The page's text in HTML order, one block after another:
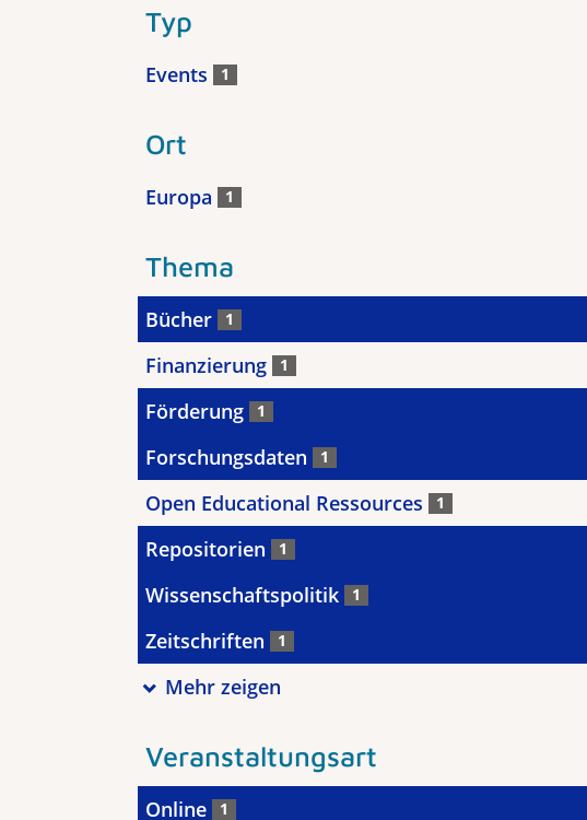
Typ
Events 1
Ort
Europa 1
Thema
Bücher 1
Finanzierung 1
Förderung 1
Forschungsdaten 1
Open Educational Ressources 1
Repositorien 1
Wissenschaftspolitik 1
Zeitschriften 1
Mehr zeigen
Veranstaltungsart
Online 1